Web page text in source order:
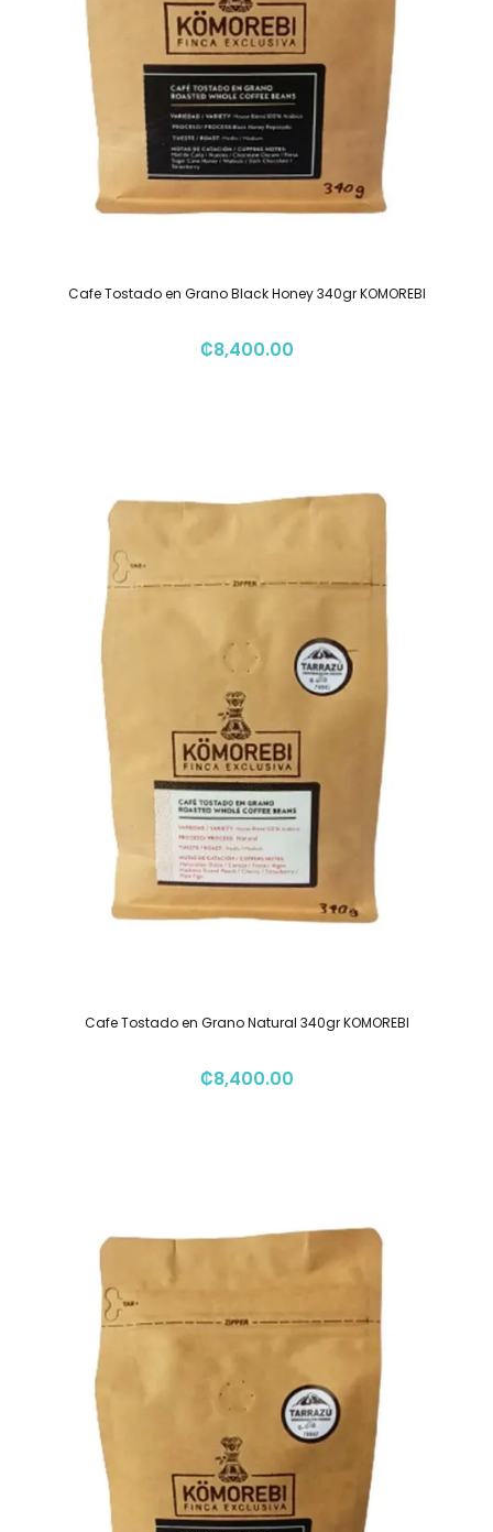
Cafe Tostado en Grano Black Honey 340gr KOMOREBI
₡8,400.00
Cafe Tostado en Grano Natural 340gr KOMOREBI
₡8,400.00